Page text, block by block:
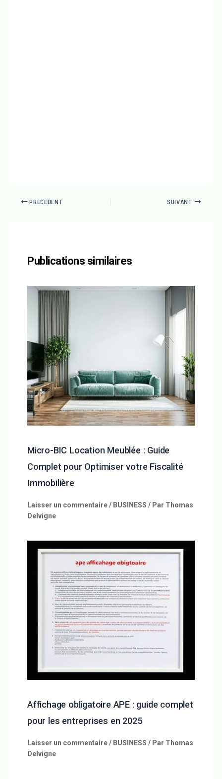
PRÉCÉDENT SUIVANT
Publications similaires
Micro-BIC Location Meublée : Guide
Complet pour Optimiser votre Fiscalité
Immobilière
Laisser un commentaire/ BUSINESS / Par Thomas
Delvigne
Affichage obligatoire APE : guide complet
pour les entreprises en 2025
Laisser un commentaire/ BUSINESS / Par Thomas
Delvigne